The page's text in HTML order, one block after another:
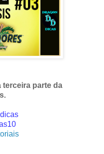
terceira parte da